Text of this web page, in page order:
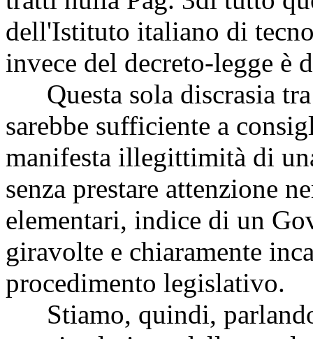
dell'Istituto italiano di
invece del decreto-legge è
Questa sola discrasia
sarebbe sufficiente a
manifesta illegittimità di
senza prestare attenzione
elementari, indice di un
giravolte e chiaramente
procedimento legislativo.
Stiamo, quindi,